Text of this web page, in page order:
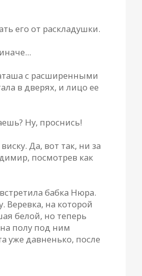
его от раскладушки.
с расширенными
в дверях, и лицо ее
Ну, проснись!
Да, вот так, ни за
посмотрев как
бабка Нюра.
Веревка, на которой
белой, но теперь
полу под ним
уже давненько, после